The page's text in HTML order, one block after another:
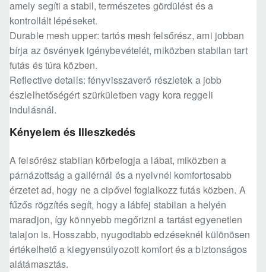
amely segíti a stabil, természetes gördülést és a
kontrollált lépéseket.
Durable mesh upper: tartós mesh felsőrész, ami jobban
bírja az ösvények igénybevételét, miközben stabilan tart
futás és túra közben.
Reflective details: fényvisszaverő részletek a jobb
észlelhetőségért szürkületben vagy kora reggeli
indulásnál.
Kényelem és Illeszkedés
A felsőrész stabilan körbefogja a lábat, miközben a
párnázottság a gallérnál és a nyelvnél komfortosabb
érzetet ad, hogy ne a cipővel foglalkozz futás közben. A
fűzős rögzítés segít, hogy a lábfej stabilan a helyén
maradjon, így könnyebb megőrizni a tartást egyenetlen
talajon is. Hosszabb, nyugodtabb edzéseknél különösen
értékelhető a kiegyensúlyozott komfort és a biztonságos
alátámasztás.